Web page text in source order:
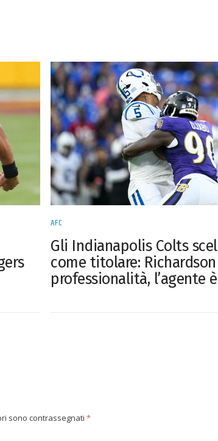
AFC
Gli Indianapolis Colts
come titolare:
professionalità, l’agente
sono contrassegnati *